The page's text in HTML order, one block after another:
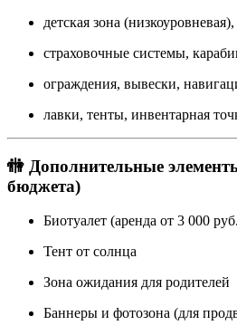
детская зона (низкоуровневая),
страховочные системы,
ограждения, вывески,
лавки, тенты, инвентарная
🚻 Дополнительные
бюджета)
Биотуалет (аренда от 3 000
Тент от солнца
Зона ожидания для родителей
Баннеры и фотозона (для